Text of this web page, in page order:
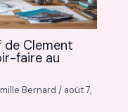
de Clement
faire au
Bernard/ août 7,